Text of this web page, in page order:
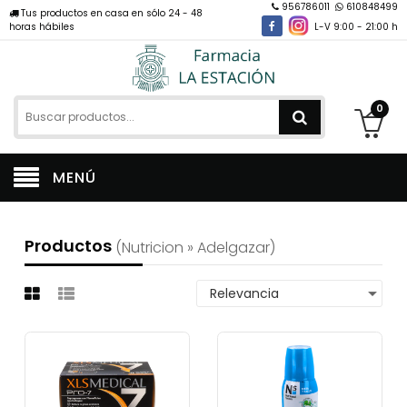
Tus productos en casa en sólo 24 - 48
horas hábiles
956786011
610848499
L-V 9:00 - 21:00 h
0
MENÚ
Productos (nutricion » Adelgazar)